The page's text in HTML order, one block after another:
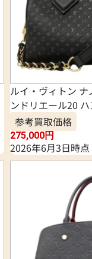
ルイ・ヴィトン
ンドリエール20
参考買取価格
275,000円
2026年6月3日時点